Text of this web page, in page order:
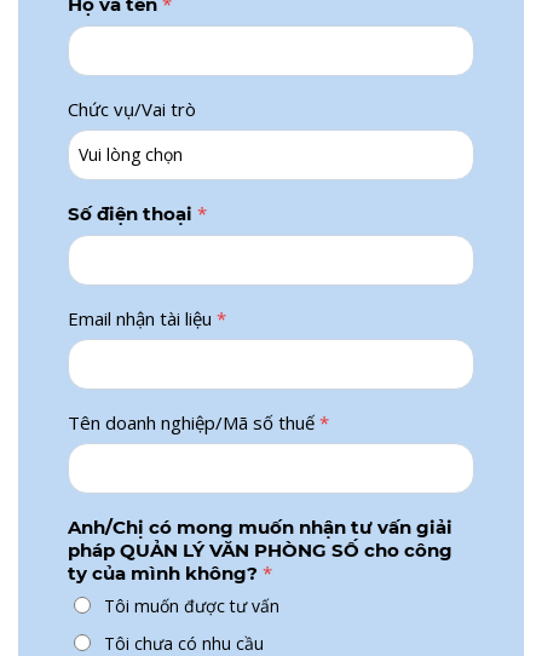
Chức vụ/Vai trò
Số điện thoại *
Email nhận tài liệu *
Tên doanh nghiệp/Mã số thuế *
Anh/Chị có mong muốn nhận tư vấn giải
pháp QUẢN LÝ VĂN PHÒNG SỐ cho công
ty của mình không? *
Tôi muốn được tư vấn
Tôi chưa có nhu cầu